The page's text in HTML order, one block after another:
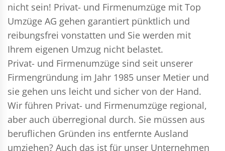
nicht sein! Privat- und Firmenumzüge mit Top
Umzüge AG gehen garantiert pünktlich und
reibungsfrei vonstatten und Sie werden mit
Ihrem eigenen Umzug nicht belastet.
Privat- und Firmenumzüge sind seit unserer
Firmengründung im Jahr 1985 unser Metier und
sie gehen uns leicht und sicher von der Hand.
Wir führen Privat- und Firmenumzüge regional,
aber auch überregional durch. Sie müssen aus
beruflichen Gründen ins entfernte Ausland
umziehen? Auch das ist für unser Unternehmen